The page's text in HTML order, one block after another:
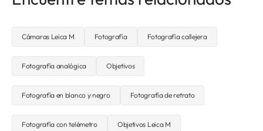
Cámaras Leica M Fotografía Fotografía callejera
Fotografía analógica Objetivos
Fotografía en blanco y negro Fotografía de retrato
Fotografía con telémetro Objetivos Leica M